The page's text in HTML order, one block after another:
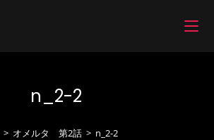
n_2-2
> オメルタ 第2話 > n_2-2